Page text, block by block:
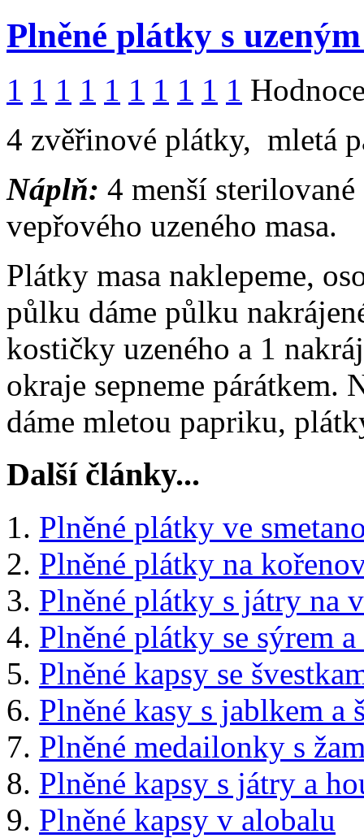
Plněné plátky s
1 1 1 1 1 1 1 1 1 1
4 zvěřinové plátky, mletá
Náplň: 4 menší
vepřového uzeného masa.
Plátky masa naklepeme,
půlku dáme půlku
kostičky uzeného a 1
okraje sepneme párátkem.
dáme mletou papriku,
Další články...
Plněné plátky ve
Plněné plátky na
Plněné plátky s játry na
Plněné plátky se sýrem
Plněné kapsy se
Plněné kasy s jablkem a
Plněné medailonky s
Plněné kapsy s játry a
Plněné kapsy v alobalu